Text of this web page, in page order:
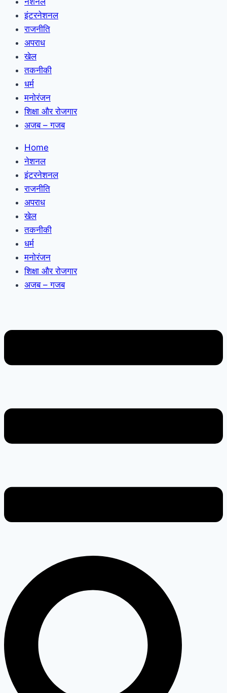
इंटरनेशनल
राजनीति
अपराध
खेल
तकनीकी
धर्म
मनोरंजन
शिक्षा और रोजगार
अजब – गजब
Home
नेशनल
इंटरनेशनल
राजनीति
अपराध
खेल
तकनीकी
धर्म
मनोरंजन
शिक्षा और रोजगार
अजब – गजब